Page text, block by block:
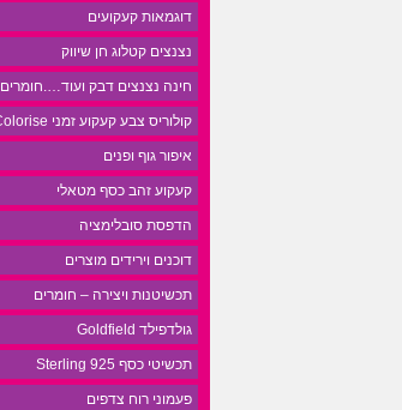
דוגמאות קעקועים
נצנצים קטלוג חן שיווק
חינה נצנצים דבק ועוד….חומרים
קולוריס צבע קעקוע זמני Colorise
איפור גוף ופנים
קעקוע זהב כסף מטאלי
הדפסת סובלימציה
דוכנים וירידים מוצרים
תכשיטנות ויצירה – חומרים
גולדפילד Goldfield
תכשיטי כסף 925 Sterling
פעמוני רוח צדפים